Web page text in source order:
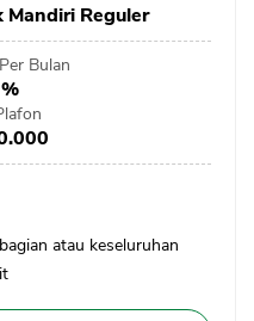
Mandiri Reguler
Bulan
atau keseluruhan